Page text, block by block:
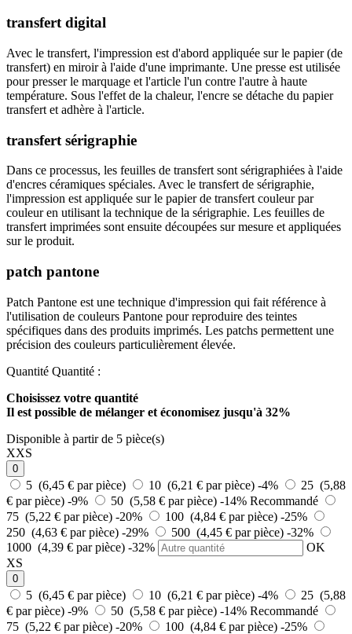
transfert digital
Avec le transfert, l'impression est d'abord appliquée sur le papier (de
transfert) en miroir à l'aide d'une imprimante. Une presse est utilisée
pour presser le marquage et l'article l'un contre l'autre à haute
température. Sous l'effet de la chaleur, l'encre se détache du papier
transfert et adhère à l'article.
transfert sérigraphie
Dans ce processus, les feuilles de transfert sont sérigraphiées à l'aide
d'encres céramiques spéciales. Avec le transfert de sérigraphie,
l'impression est appliquée sur le papier de transfert couleur par
couleur en utilisant la technique de la sérigraphie. Les feuilles de
transfert imprimées sont ensuite découpées sur mesure et appliquées
sur le produit.
patch pantone
Patch Pantone est une technique d'impression qui fait référence à
l'utilisation de couleurs Pantone pour reproduire des teintes
spécifiques dans des produits imprimés. Les patchs permettent une
précision des couleurs particulièrement élevée.
Quantité Quantité :
Choisissez votre quantité
Il est possible de mélanger et économisez jusqu'à 32%
Disponible à partir de 5 pièce(s)
XXS
0
5 (6,45 € par pièce) 10 (6,21 € par pièce) -4%
25 (5,88
€ par pièce) -9% 50 (5,58 € par pièce) -14% Recommandé
75 (5,22 € par pièce) -20% 100 (4,84 € par pièce) -25%
250 (4,63 € par pièce) -29% 500 (4,45 € par pièce) -32%
1000 (4,39 € par pièce) -32%
OK
XS
0
5 (6,45 € par pièce) 10 (6,21 € par pièce) -4%
25 (5,88
€ par pièce) -9% 50 (5,58 € par pièce) -14% Recommandé
75 (5,22 € par pièce) -20% 100 (4,84 € par pièce) -25%